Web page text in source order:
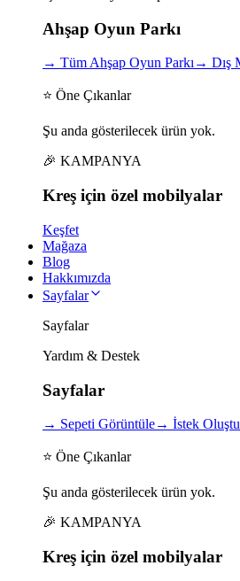
Ahşap Oyun Parkı
→ Tüm Ahşap Oyun Parkı→ Dış
⭐ Öne Çıkanlar
Şu anda gösterilecek ürün yok.
🎉 KAMPANYA
Kreş için özel mobilyalar
Keşfet
Mağaza
Blog
Hakkımızda
Sayfalar
Sayfalar
Yardım & Destek
Sayfalar
→ Sepeti Görüntüle→ İstek
⭐ Öne Çıkanlar
Şu anda gösterilecek ürün yok.
🎉 KAMPANYA
Kreş için özel mobilyalar